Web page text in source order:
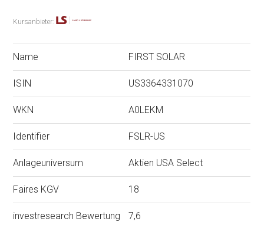
Kursanbieter:
Name FIRST SOLAR
ISIN US3364331070
WKN A0LEKM
Identifier FSLR-US
Anlageuniversum Aktien USA Select
Faires KGV 18
investresearch Bewertung 7,6